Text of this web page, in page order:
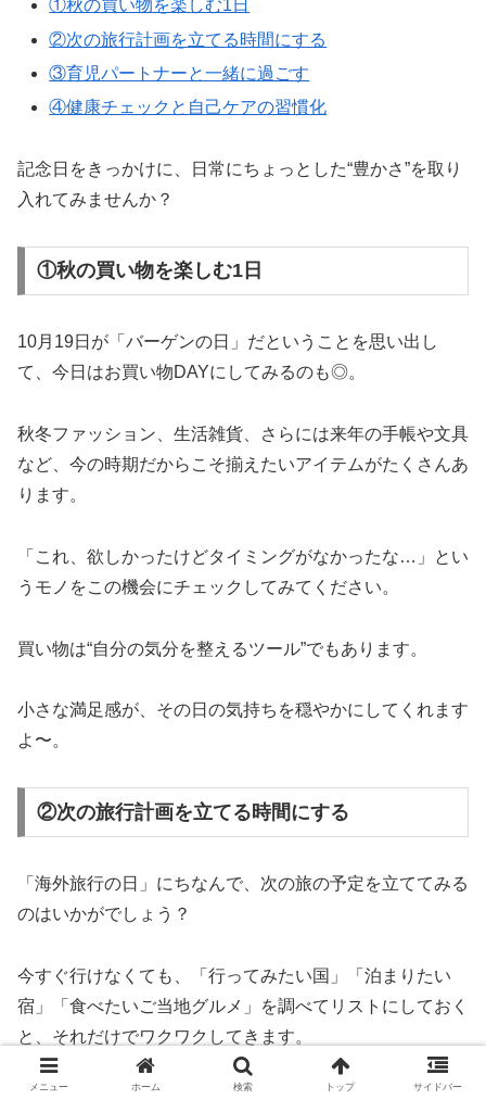
①秋の買い物を楽しむ1日
②次の旅行計画を立てる時間にする
③育児パートナーと一緒に過ごす
④健康チェックと自己ケアの習慣化
記念日をきっかけに、日常にちょっとした“豊かさ”を取り
入れてみませんか？
①秋の買い物を楽しむ1日
10月19日が「バーゲンの日」だということを思い出し
て、今日はお買い物DAYにしてみるのも◎。
秋冬ファッション、生活雑貨、さらには来年の手帳や文具
など、今の時期だからこそ揃えたいアイテムがたくさんあ
ります。
「これ、欲しかったけどタイミングがなかったな…」とい
うモノをこの機会にチェックしてみてください。
買い物は“自分の気分を整えるツール”でもあります。
小さな満足感が、その日の気持ちを穏やかにしてくれます
よ〜。
②次の旅行計画を立てる時間にする
「海外旅行の日」にちなんで、次の旅の予定を立ててみる
のはいかがでしょう？
今すぐ行けなくても、「行ってみたい国」「泊まりたい
宿」「食べたいご当地グルメ」を調べてリストにしておく
と、それだけでワクワクしてきます。
メニュー ホーム 検索 トップ サイドバー